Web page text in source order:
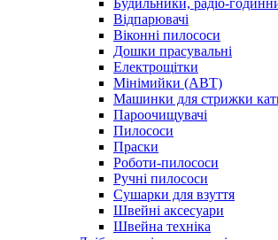
Будильники, радіо-
Відпарювачі
Віконні пилососи
Дошки прасувальні
Електрощітки
Мінімийки (АВТ)
Машинки для стрижки
Пароочищувачі
Пилососи
Праски
Роботи-пилососи
Ручні пилососи
Сушарки для взуття
Швейні аксесуари
Швейна техніка